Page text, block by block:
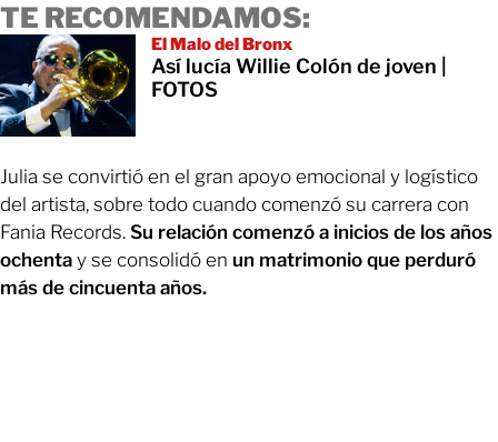
TE RECOMENDAMOS:
El Malo del Bronx
Así lucía Willie Colón de joven |
FOTOS
Julia se convirtió en el gran apoyo emocional y logístico
del artista, sobre todo cuando comenzó su carrera con
Fania Records. Su relación comenzó a inicios de los años
ochenta y se consolidó en un matrimonio que perduró
más de cincuenta años.